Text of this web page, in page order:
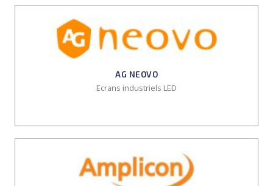
AG NEOVO
Ecrans industriels LED